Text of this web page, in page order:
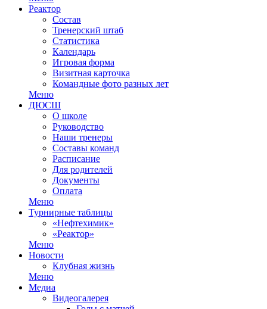
Реактор
Состав
Тренерский штаб
Статистика
Календарь
Игровая форма
Визитная карточка
Командные фото разных лет
Меню
ДЮСШ
О школе
Руководство
Наши тренеры
Составы команд
Расписание
Для родителей
Документы
Оплата
Меню
Турнирные таблицы
«Нефтехимик»
«Реактор»
Меню
Новости
Клубная жизнь
Меню
Медиа
Видеогалерея